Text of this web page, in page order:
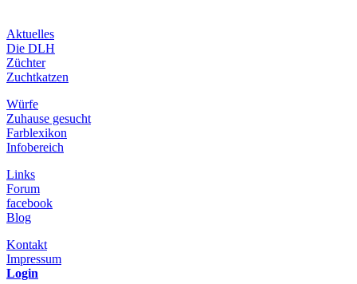
Aktuelles
Die DLH
Züchter
Zuchtkatzen
Würfe
Zuhause gesucht
Farblexikon
Infobereich
Links
Forum
facebook
Blog
Kontakt
Impressum
Login